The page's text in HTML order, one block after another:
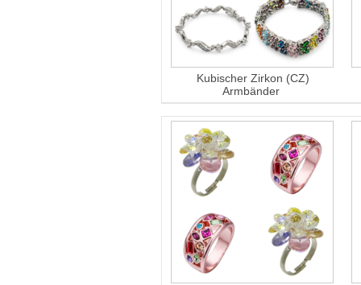
Kubischer Zirkon (CZ)
Armbänder